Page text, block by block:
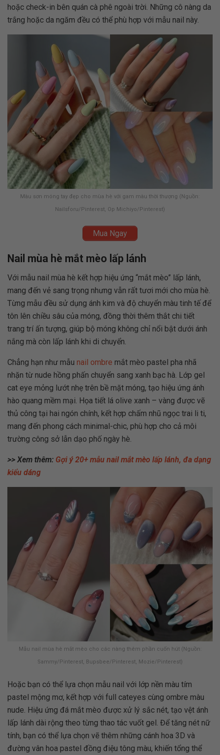
hoặc check-in bên quán cà phê ngoài trời. Những cô nàng da
trắng hoặc da ngăm đều có thể phù hợp với mẫu nail này.
Màu sơn móng tay đẹp cho mùa hè với gam màu thời thượng (Nguồn:
Nailsforu/Pinterest, Op Michiyo/Pinterest)
Mua Ngay
Nail mùa hè mắt mèo lấp lánh
Với mẫu nail mùa hè kết hợp hiệu ứng “mắt mèo” lấp lánh,
mang đến vẻ sang trọng nhưng vẫn rất tươi mới cho mùa hè.
Từng mẫu đều sử dụng ánh kim và độ chuyển màu tinh tế để
tôn lên chiều sâu của móng, đồng thời thêm thắt chi tiết
trang trí ấn tượng, giúp bộ móng không chỉ nổi bật dưới ánh
nắng mà còn lấp lánh khi di chuyển.
Chẳng hạn như mẫu nail ombre mắt mèo pastel pha nhã
nhặn từ nude hồng phấn chuyển sang xanh bạc hà. Lớp gel
cat eye mỏng lướt nhẹ trên bề mặt móng, tạo hiệu ứng ánh
hào quang mềm mại. Họa tiết lá olive xanh – vàng được vẽ
thủ công tại hai ngón chính, kết hợp chấm nhũ ngọc trai li ti,
mang đến phong cách minimal-chic, phù hợp cho cả môi
trường công sở lẫn dạo phố ngày hè.
>> Xem thêm: Gợi ý 20+ mẫu nail mắt mèo lấp lánh, đa dạng
kiểu dáng
Mẫu nail mùa hè mắt mèo cho các nàng thêm phần cuốn hút (Nguồn:
Sammy/Pinterest, Bupsbee/Pinterest, Mozie/Pinterest)
Hoặc bạn có thể lựa chọn mẫu nail với lớp nền màu tím
pastel mộng mơ, kết hợp với full cateyes cùng ombre màu
nude. Hiệu ứng đá mắt mèo được xử lý sắc nét, tạo vệt ánh
lấp lánh dài rộng theo từng thao tác vuốt gel. Để tăng nét nữ
tính, bạn có thể lựa chọn vẽ thêm những cánh hoa 3D và
đường vân hoa pastel đồng điệu tông màu, khiến tổng thể